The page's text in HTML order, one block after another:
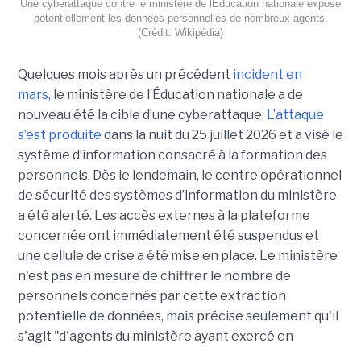
Une cyberattaque contre le ministère de lÉducation nationale expose
potentiellement les données personnelles de nombreux agents.
(Crédit: Wikipédia)
Quelques mois après un précédent incident en
mars, le ministère de l’Éducation nationale a de
nouveau été la cible d’une cyberattaque. L’attaque
s’est produite dans la nuit du 25 juillet 2026 et a visé le
système d’information consacré à la formation des
personnels. Dès le lendemain, le centre opérationnel
de sécurité des systèmes d’information du ministère
a été alerté. Les accès externes à la plateforme
concernée ont immédiatement été suspendus et
une cellule de crise a été mise en place. Le ministère
n'est pas en mesure de chiffrer le nombre de
personnels concernés par cette extraction
potentielle de données, mais précise seulement qu'il
s'agit "d'agents du ministère ayant exercé en